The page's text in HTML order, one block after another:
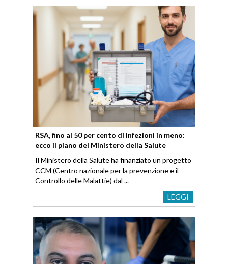
RSA, fino al 50 per cento di infezioni in meno:
ecco il piano del Ministero della Salute
Il Ministero della Salute ha finanziato un progetto
CCM (Centro nazionale per la prevenzione e il
Controllo delle Malattie) dal ...
LEGGI